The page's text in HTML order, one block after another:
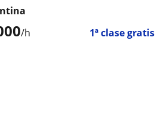
/h 1ª clase gratis